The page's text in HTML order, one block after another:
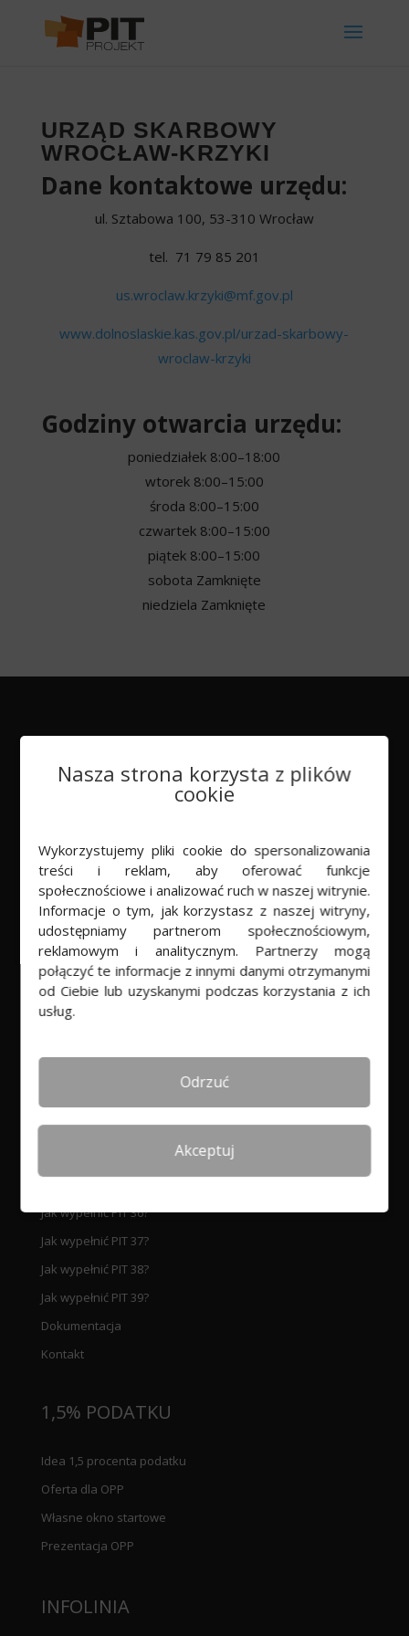
URZĄD SKARBOWY
WROCŁAW-KRZYKI
Dane kontaktowe urzędu:
ul. Sztabowa 100, 53-310 Wrocław
tel. 71 79 85 201
us.wroclaw.krzyki@mf.gov.pl
www.dolnoslaskie.kas.gov.pl/urzad-skarbowy-
wroclaw-krzyki
Godziny otwarcia urzędu:
poniedziałek 8:00–18:00
wtorek 8:00–15:00
środa 8:00–15:00
czwartek 8:00–15:00
piątek 8:00–15:00
sobota Zamknięte
niedziela Zamknięte
Program do rozliczania PIT
PITprojekt w chmurze
Rekomendacje
Dla biur rachunkowych
POMOC
PIT 36 a PIT 37
Jak wypełnić PIT 36?
Jak wypełnić PIT 37?
Jak wypełnić PIT 38?
Jak wypełnić PIT 39?
Dokumentacja
Kontakt
1,5% PODATKU
Idea 1,5 procenta podatku
Oferta dla OPP
Własne okno startowe
Prezentacja OPP
INFOLINIA
Nasza strona korzysta z plików
cookie
Wykorzystujemy pliki cookie do spersonalizowania
treści i reklam, aby oferować funkcje
społecznościowe i analizować ruch w naszej witrynie.
Informacje o tym, jak korzystasz z naszej witryny,
udostępniamy partnerom społecznościowym,
reklamowym i analitycznym. Partnerzy mogą
połączyć te informacje z innymi danymi otrzymanymi
od Ciebie lub uzyskanymi podczas korzystania z ich
usług.
Odrzuć
Akceptuj